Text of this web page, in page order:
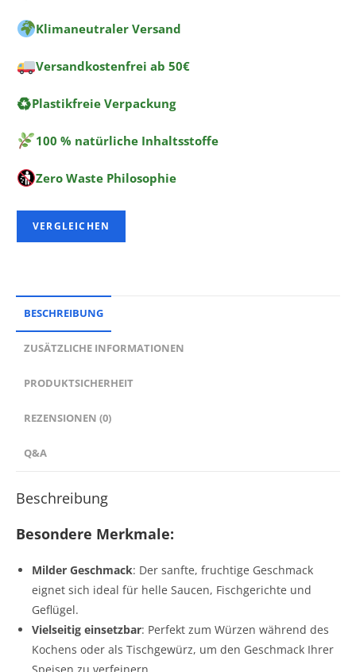
v
e
Klimaneutraler Versand
Versandkostenfrei ab 50€
♻Plastikfreie Verpackung
100 % natürliche Inhaltsstoffe
Zero Waste Philosophie
VERGLEICHEN
BESCHREIBUNG
ZUSÄTZLICHE INFORMATIONEN
PRODUKTSICHERHEIT
REZENSIONEN (0)
Q&A
Beschreibung
Besondere Merkmale:
Milder Geschmack: Der sanfte, fruchtige Geschmack
eignet sich ideal für helle Saucen, Fischgerichte und
Geflügel.
Vielseitig einsetzbar: Perfekt zum Würzen während des
Kochens oder als Tischgewürz, um den Geschmack Ihrer